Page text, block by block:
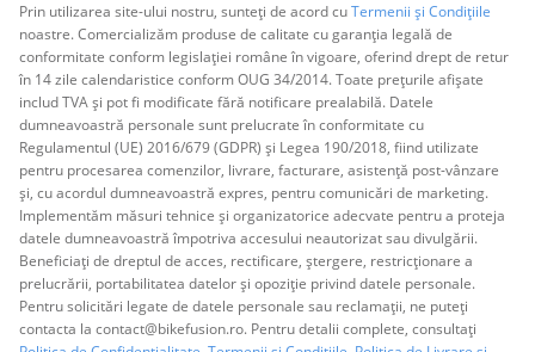
Prin utilizarea site-ului nostru, sunteți de acord cuTermenii și Condițiile
noastre. Comercializăm produse de calitate cu garanția legală de
conformitate conform legislației române în vigoare, oferind drept de retur
în 14 zile calendaristice conform OUG 34/2014. Toate prețurile afișate
includ TVA și pot fi modificate fără notificare prealabilă. Datele
dumneavoastră personale sunt prelucrate în conformitate cu
Regulamentul (UE) 2016/679 (GDPR) și Legea 190/2018, fiind utilizate
pentru procesarea comenzilor, livrare, facturare, asistență post-vânzare
și, cu acordul dumneavoastră expres, pentru comunicări de marketing.
Implementăm măsuri tehnice și organizatorice adecvate pentru a proteja
datele dumneavoastră împotriva accesului neautorizat sau divulgării.
Beneficiați de dreptul de acces, rectificare, ștergere, restricționare a
prelucrării, portabilitatea datelor și opoziție privind datele personale.
Pentru solicitări legate de datele personale sau reclamații, ne puteți
contacta la contact@bikefusion.ro. Pentru detalii complete, consultați